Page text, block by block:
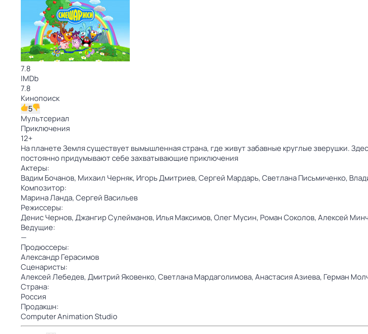
7.8
IMDb
7.8
Кинопоиск
5
Мультсериал
Приключения
12+
На планете Земля существует вымышленная страна, где живут забавные круглые зверушки.
постоянно придумывают себе захватывающие приключения
Актеры:
Вадим Бочанов, Михаил Черняк, Игорь Дмитриев,Сергей Мардарь,Светлана Письмиченко,
Композитор:
Марина Ланда,Сергей Васильев
Режиссеры:
Денис Чернов,Джангир Сулейманов, Илья Максимов,Олег Мусин, Роман Соколов,Алексей
Ведущие:
—
Продюссеры:
Александр Герасимов
Сценаристы:
Алексей Лебедев,Дмитрий Яковенко,Светлана Мардаголимова,Анастасия Азиева, Герман
Страна:
Россия
Продакшн:
Computer Animation Studio